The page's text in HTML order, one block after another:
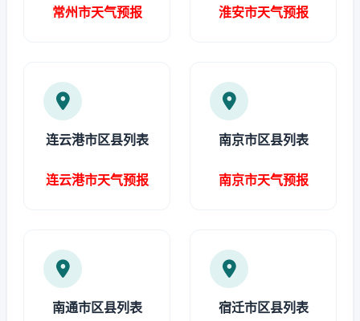
常州市天气预报 淮安市天气预报
连云港市区县列表
连云港市天气预报
南京市区县列表
南京市天气预报
南通市区县列表 宿迁市区县列表